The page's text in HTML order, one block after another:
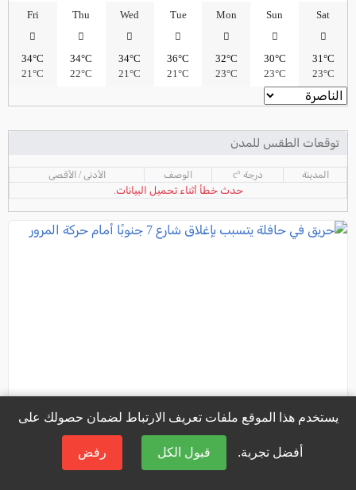
Sat
31°C
23°C
Sun
30°C
23°C
Mon
32°C
23°C
Tue
36°C
21°C
Wed
34°C
21°C
Thu
34°C
22°C
Fri
34°C
21°C
توقعات الطقس للمدن
المدينة درجة °c الوصف الأدنى / الأقصى
حدث خطأ أثناء تحميل البيانات.
يستخدم هذا الموقع ملفات تعريف الارتباط لضمان حصولك على
أفضل تجربة. قبول الكل رفض